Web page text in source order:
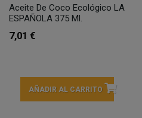
Aceite De Coco Ecológico LA
ESPAÑOLA 375 Ml.
7,01 €
AÑADIR AL CARRITO